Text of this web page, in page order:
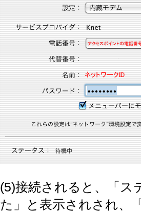
(5)接続されると、「ス
た」と表示されされ、